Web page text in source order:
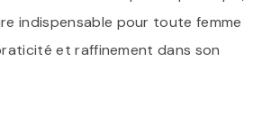
indispensable pour toute femme
et raffinement dans son